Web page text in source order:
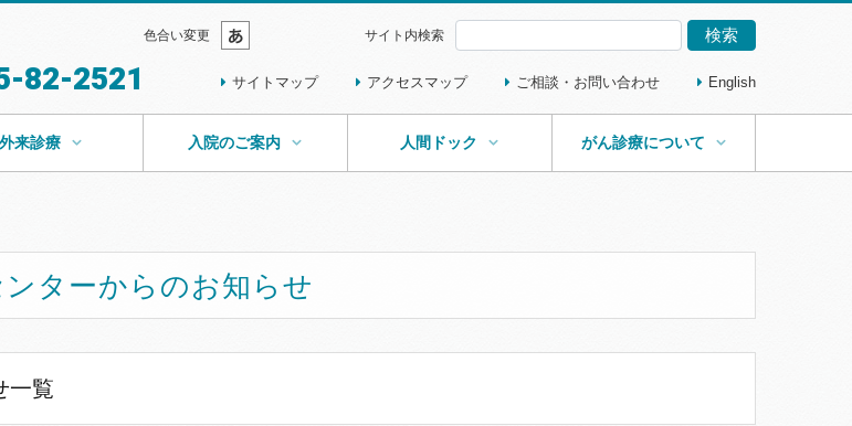
82-2521 サイトマップ アクセスマップ ご相談・お問い合わせ English
色合い変更 サイト内検索 検索
外来診療 入院のご案内 人間ドック がん診療について
ターからのお知らせ
一覧